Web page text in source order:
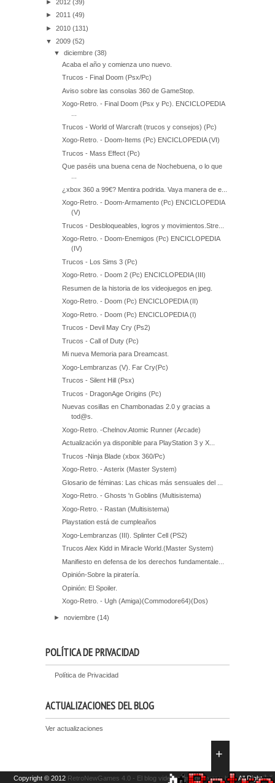
► 2012 (39)
► 2011 (49)
► 2010 (131)
▼ 2009 (52)
▼diciembre(38)
Acaba el año y comienza uno nuevo.
Trucos - Final Doom (Psx/Pc)
Aviso sobre las consolas 360 de GameStop.
Xogo-Retro. - Final Doom (Psx y Pc). ENCICLOPEDIA
...
Trucos - World of Warcraft (trucos y consejos) (Pc)
Xogo-Retro. - Doom-Items (Pc) ENCICLOPEDIA (VI)
Trucos - Mass Effect (Pc)
Que paséis una buena cena de Nochebuena, o lo que
...
¿xbox 360 a 99€? Mentira podrida. Vaya manera de e...
Xogo-Retro. - Doom-Armamento (Pc) ENCICLOPEDIA
(V)
Trucos - Desbloqueables, logros y movimientos.Stre...
Xogo-Retro. - Doom-Enemigos (Pc) ENCICLOPEDIA
(IV)
Trucos - Los Sims 3 (Pc)
Xogo-Retro. - Doom 2 (Pc) ENCICLOPEDIA (III)
Resumen de la historia de los videojuegos en jpeg.
Xogo-Retro. - Doom (Pc) ENCICLOPEDIA (II)
Xogo-Retro. - Doom (Pc) ENCICLOPEDIA (I)
Trucos - Devil May Cry (Ps2)
Trucos - Call of Duty (Pc)
Mi nueva Memoria para Dreamcast.
Xogo-Lembranzas (V). Far Cry(Pc)
Trucos - Silent Hill (Psx)
Trucos - DragonAge Origins (Pc)
Nuevas cosillas en Chambonadas 2.0 y gracias a
tod@s.
Xogo-Retro. -Chelnov.Atomic Runner (Arcade)
Actualización ya disponible para PlayStation 3 y X...
Trucos -Ninja Blade (xbox 360/Pc)
Xogo-Retro. - Asterix (Master System)
Glosario de féminas: Las chicas más sensuales del ...
Xogo-Retro. - Ghosts 'n Goblins (Multisistema)
Xogo-Retro. - Rastan (Multisistema)
Playstation está de cumpleaños
Xogo-Lembranzas (III). Splinter Cell (PS2)
Trucos Alex Kidd in Miracle World.(Master System)
Manifiesto en defensa de los derechos fundamentale...
Opinión-Sobre la piratería.
Opinión: El Spoiler.
Xogo-Retro. - Ugh (Amiga)(Commodore64)(Dos)
►noviembre(14)
POLÍTICA DE PRIVACIDAD
Política de Privacidad
ACTUALIZACIONES DEL BLOG
Ver actualizaciones
Copyright © 2012 RetroNewGames 4.0 - El blog videojueguil de ayer y hoy.All Right